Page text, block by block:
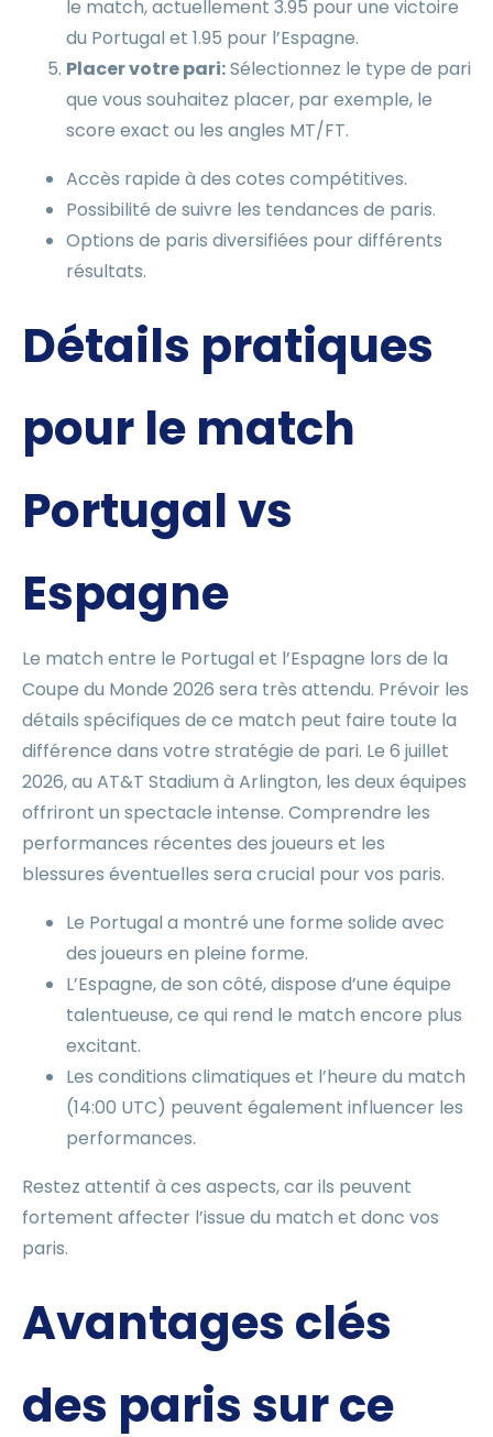
le match, actuellement 3.95 pour une victoire
du Portugal et 1.95 pour l’Espagne.
Placer votre pari:Sélectionnez le type de pari
que vous souhaitez placer, par exemple, le
score exact ou les angles MT/FT.
Accès rapide à des cotes compétitives.
Possibilité de suivre les tendances de paris.
Options de paris diversifiées pour différents
résultats.
Détails pratiques
pour le match
Portugal vs
Espagne
Le match entre le Portugal et l’Espagne lors de la
Coupe du Monde 2026 sera très attendu. Prévoir les
détails spécifiques de ce match peut faire toute la
différence dans votre stratégie de pari. Le 6 juillet
2026, au AT&T Stadium à Arlington, les deux équipes
offriront un spectacle intense. Comprendre les
performances récentes des joueurs et les
blessures éventuelles sera crucial pour vos paris.
Le Portugal a montré une forme solide avec
des joueurs en pleine forme.
L’Espagne, de son côté, dispose d’une équipe
talentueuse, ce qui rend le match encore plus
excitant.
Les conditions climatiques et l’heure du match
(14:00 UTC) peuvent également influencer les
performances.
Restez attentif à ces aspects, car ils peuvent
fortement affecter l’issue du match et donc vos
paris.
Avantages clés
des paris sur ce